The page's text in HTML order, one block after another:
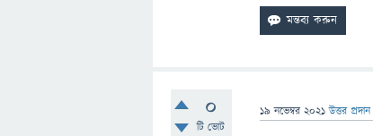
0
টি ভোট
19 নভেম্বর 2021 উত্তর প্রদান